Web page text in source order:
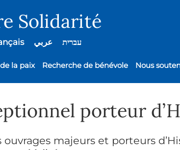
Solidarité
عربي עברית
la paix Recherche de bénévole Nous
porteur
majeurs et porteurs